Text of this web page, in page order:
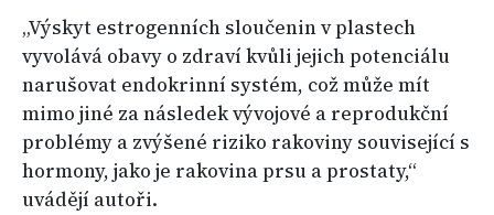
„Výskyt estrogenních sloučenin v plastech
vyvolává obavy o zdraví kvůli jejich potenciálu
narušovat endokrinní systém, což může mít
mimo jiné za následek vývojové a reprodukční
problémy a zvýšené riziko rakoviny související s
hormony, jako je rakovina prsu a prostaty,“
uvádějí autoři.